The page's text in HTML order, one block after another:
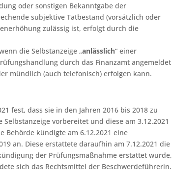
oder sonstigen Bekanntgabe der
subjektive Tatbestand (vorsätzlich oder
zulässig ist, erfolgt durch die
die Selbstanzeige „anlässlich“ einer
durch das Finanzamt angemeldet
mündlich (auch telefonisch) erfolgen kann.
fest, dass sie in den Jahren 2016 bis 2018 zu
vorbereitet und diese am 3.12.2021
Behörde kündigte am 6.12.2021 eine
an. Diese erstattete daraufhin am 7.12.2021 die
der Prüfungsmaßnahme erstattet wurde,
sich das Rechtsmittel der Beschwerdeführerin.